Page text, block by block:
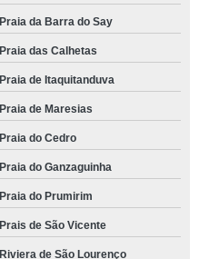
Praia da Barra do Say
Praia das Calhetas
Praia de Itaquitanduva
Praia de Maresias
Praia do Cedro
Praia do Ganzaguinha
Praia do Prumirim
Prais de São Vicente
Riviera de São Lourenço